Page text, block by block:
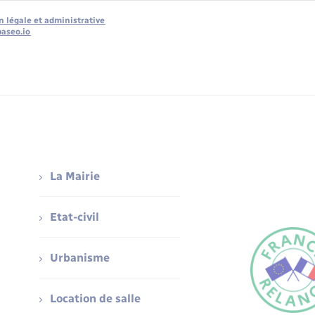
légale et administrative
La Mairie
Etat-civil
Urbanisme
Location de salle